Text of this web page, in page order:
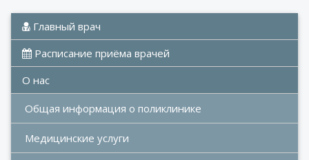
Главный врач
Расписание приёма врачей
О нас
Общая информация о поликлинике
Медицинские услуги